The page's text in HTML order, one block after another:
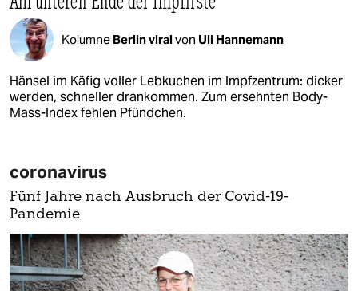
Kolumne Berlin viralvon Uli Hannemann
Hänsel im Käfig voller Lebkuchen im Impfzentrum: dicker
werden, schneller drankommen. Zum ersehnten Body-
Mass-Index fehlen Pfündchen.
coronavirus
Fünf Jahre nach Ausbruch der Covid-19-
Pandemie